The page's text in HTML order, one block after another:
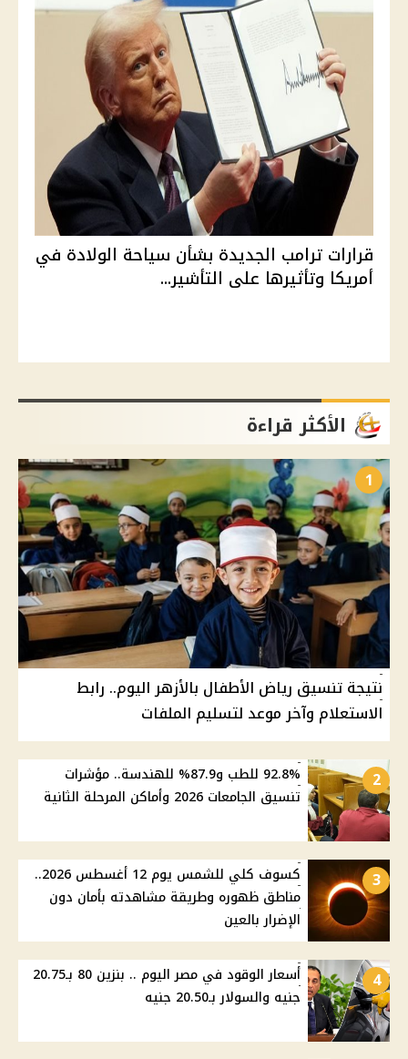
قرارات ترامب الجديدة بشأن سياحة الولادة في
أمريكا وتأثيرها على التأشير...
الأكثر قراءة
1
نتيجة تنسيق رياض الأطفال بالأزهر اليوم.. رابط
الاستعلام وآخر موعد لتسليم الملفات
2
92.8% للطب و87.9% للهندسة.. مؤشرات
تنسيق الجامعات 2026 وأماكن المرحلة الثانية
3
كسوف كلي للشمس يوم 12 أغسطس 2026..
مناطق ظهوره وطريقة مشاهدته بأمان دون
الإضرار بالعين
4
أسعار الوقود في مصر اليوم .. بنزين 80 بـ20.75
جنيه والسولار بـ20.50 جنيه